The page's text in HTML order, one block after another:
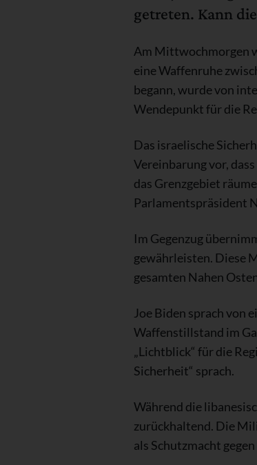
getreten. Kann
Am Mittwochmorgen
eine Waffenruhe
begann, wurde von
Wendepunkt für die
Das israelische
Vereinbarung vor,
das Grenzgebiet
Parlamentspräsident
Im Gegenzug
gewährleisten. Diese
gesamten Nahen
Joe Biden sprach von
Waffenstillstand im
„Lichtblick“ für die
Sicherheit“ sprach.
Während die
zurückhaltend. Die
als Schutzmacht